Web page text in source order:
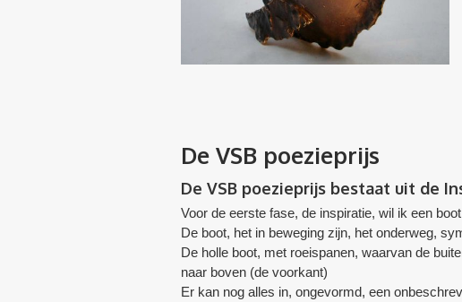
De VSB poezieprijs
De VSB poezieprijs bestaat uit de
Voor de eerste fase, de inspiratie, wil ik een
De boot, het in beweging zijn, het onderweg,
De holle boot, met roeispanen, waarvan de
naar boven (de voorkant)
Er kan nog alles in, ongevormd, een